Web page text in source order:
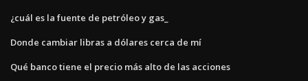
¿cuál es la fuente de petróleo y gas_
Donde cambiar libras a dólares cerca de mí
Qué banco tiene el precio más alto de las acciones